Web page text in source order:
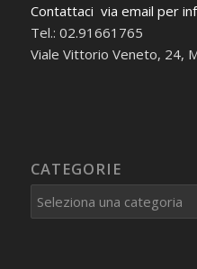
Contattaci via email per
Tel.: 02.91661765
Viale Vittorio Veneto, 24,
CATEGORIE
Categorie